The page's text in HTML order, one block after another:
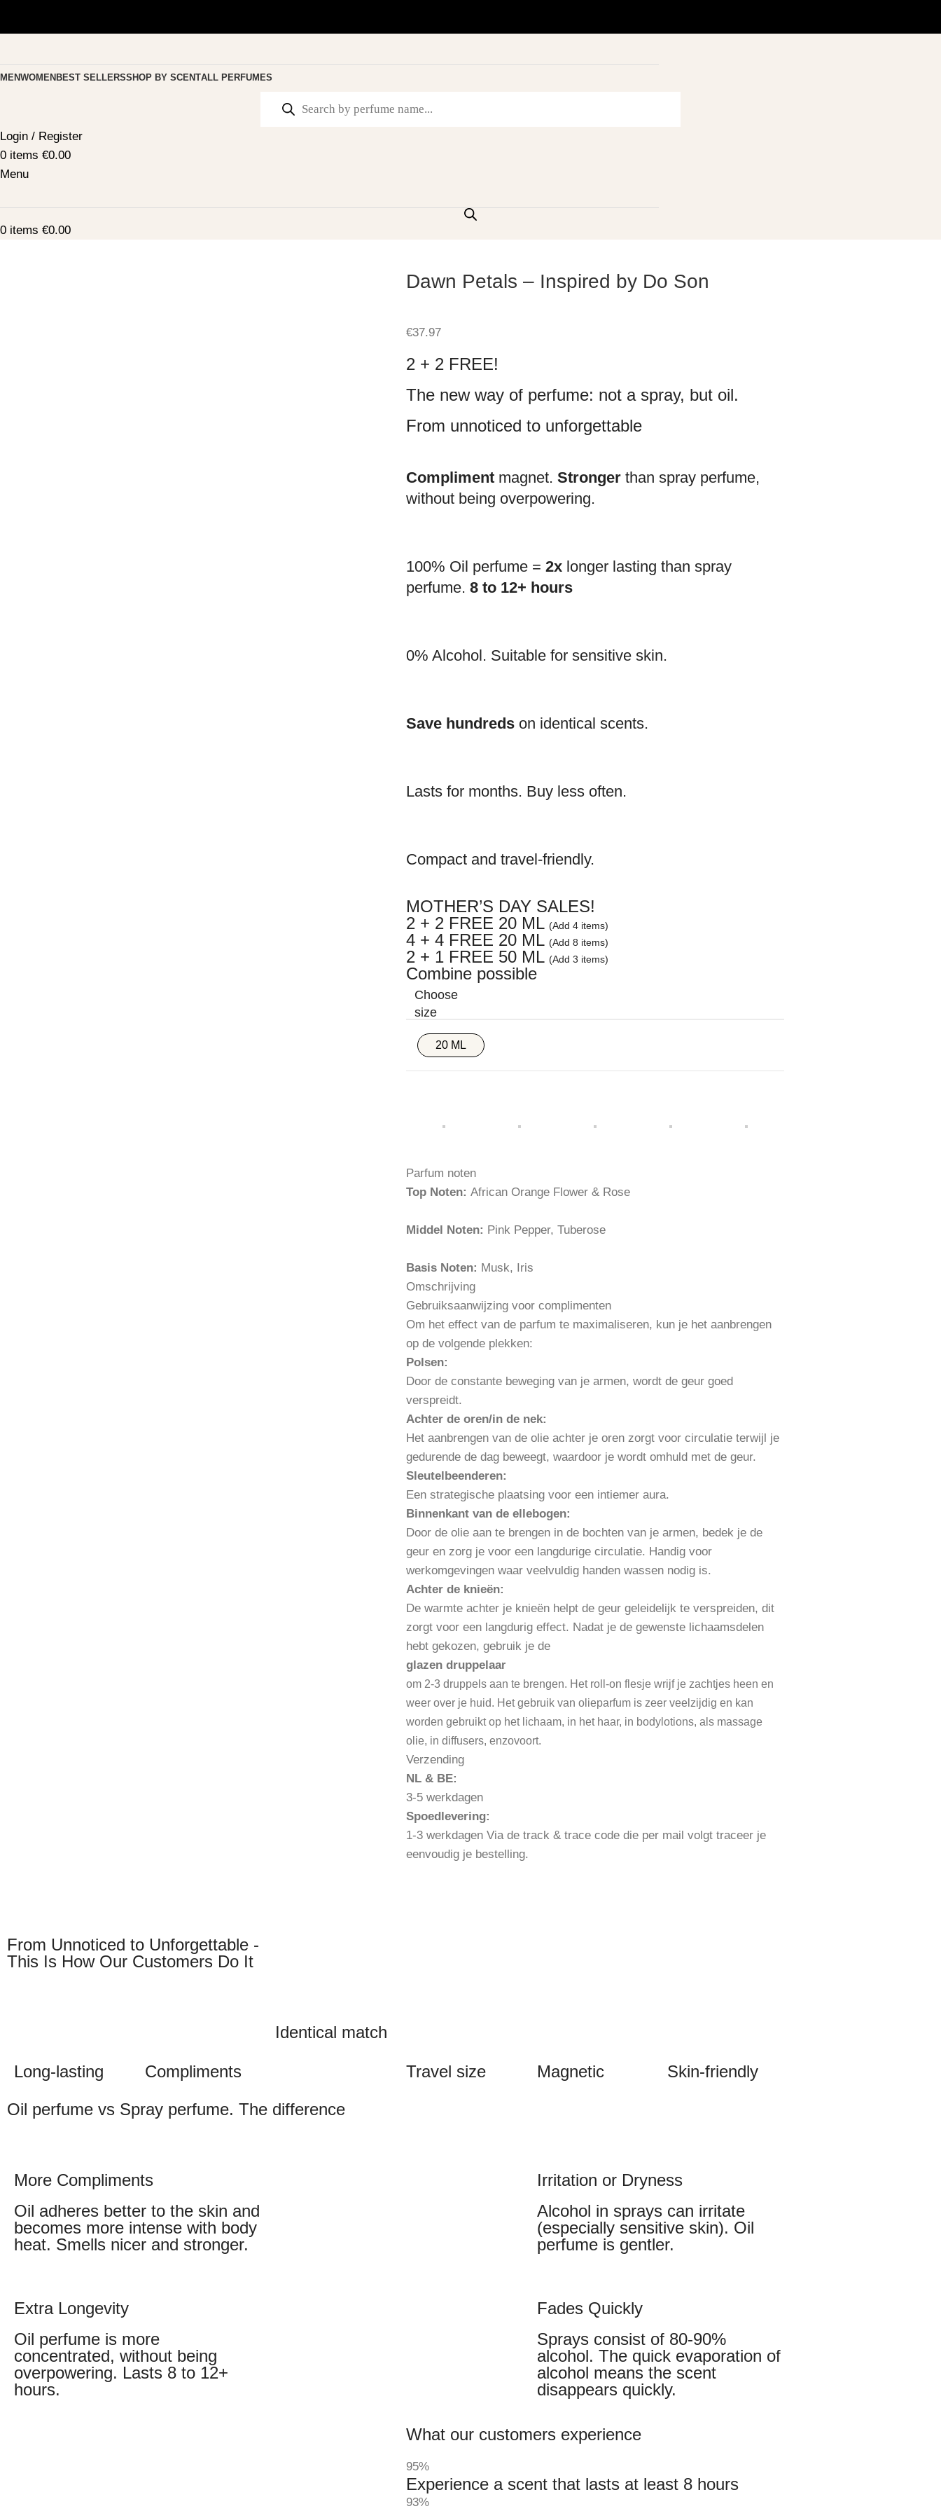
MENWOMEN BEST SELLERSSHOP BY SCENTALL PERFUMES
Login / Register
0 items €0.00
Menu
0 items €0.00
Dawn Petals – Inspired by Do Son
€37.97
2 + 2 FREE!
The new way of perfume: not a spray, but oil.
From unnoticed to unforgettable
Compliment magnet. Stronger than spray perfume,
without being overpowering.
100% Oil perfume = 2x longer lasting than spray
perfume. 8 to 12+ hours
0% Alcohol. Suitable for sensitive skin.
Save hundreds on identical scents.
Lasts for months. Buy less often.
Compact and travel-friendly.
MOTHER’S DAY SALES!
2 + 2 FREE 20 ML (Add 4 items)
4 + 4 FREE 20 ML (Add 8 items)
2 + 1 FREE 50 ML (Add 3 items)
Combine possible
20 ML
Parfum noten
Top Noten: African Orange Flower & Rose
Middel Noten: Pink Pepper, Tuberose
Basis Noten: Musk, Iris
Omschrijving
Gebruiksaanwijzing voor complimenten
Om het effect van de parfum te maximaliseren, kun je het aanbrengen
op de volgende plekken:
Polsen:
Door de constante beweging van je armen, wordt de geur goed
verspreidt.
Achter de oren/in de nek:
Het aanbrengen van de olie achter je oren zorgt voor circulatie terwijl je
gedurende de dag beweegt, waardoor je wordt omhuld met de geur.
Sleutelbeenderen:
Een strategische plaatsing voor een intiemer aura.
Binnenkant van de ellebogen:
Door de olie aan te brengen in de bochten van je armen, bedek je de
geur en zorg je voor een langdurige circulatie. Handig voor
werkomgevingen waar veelvuldig handen wassen nodig is.
Achter de knieën:
De warmte achter je knieën helpt de geur geleidelijk te verspreiden, dit
zorgt voor een langdurig effect. Nadat je de gewenste lichaamsdelen
hebt gekozen, gebruik je de
glazen druppelaar
om 2-3 druppels aan te brengen. Het roll-on flesje wrijf je zachtjes heen en
weer over je huid. Het gebruik van olieparfum is zeer veelzijdig en kan
worden gebruikt op het lichaam, in het haar, in bodylotions, als massage
olie, in diffusers, enzovoort.
Verzending
NL & BE:
3-5 werkdagen
Spoedlevering:
1-3 werkdagen Via de track & trace code die per mail volgt traceer je
eenvoudig je bestelling.
From Unnoticed to Unforgettable -
This Is How Our Customers Do It
Long-lasting Compliments
Identical match
Travel size Magnetic
Skin-friendly
Oil perfume vs Spray perfume. The difference
More Compliments
Oil adheres better to the skin and
becomes more intense with body
heat. Smells nicer and stronger.
Extra Longevity
Oil perfume is more
concentrated, without being
overpowering. Lasts 8 to 12+
hours.
Irritation or Dryness
Alcohol in sprays can irritate
(especially sensitive skin). Oil
perfume is gentler.
Fades Quickly
Sprays consist of 80-90%
alcohol. The quick evaporation of
alcohol means the scent
disappears quickly.
What our customers experience
95%
Experience a scent that lasts at least 8 hours
93%